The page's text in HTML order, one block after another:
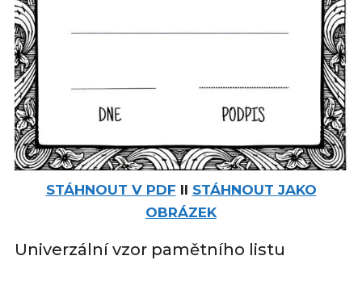
STÁHNOUT V PDF II STÁHNOUT JAKO
OBRÁZEK
Univerzální vzor pamětního listu